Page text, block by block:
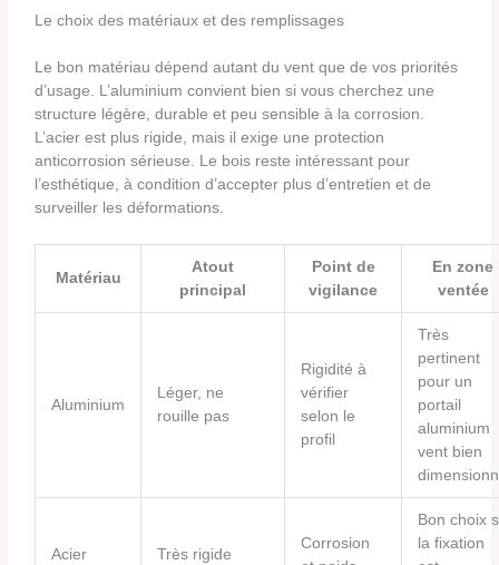
Le choix des matériaux et des remplissages
Le bon matériau dépend autant du vent que de vos priorités
d’usage. L’aluminium convient bien si vous cherchez une
structure légère, durable et peu sensible à la corrosion.
L’acier est plus rigide, mais il exige une protection
anticorrosion sérieuse. Le bois reste intéressant pour
l’esthétique, à condition d’accepter plus d’entretien et de
surveiller les déformations.
Matériau
Atout
principal
Point de
vigilance
En zone
ventée
Aluminium
Léger, ne
rouille pas
Rigidité à
vérifier
selon le
profil
Très
pertinent
pour un
portail
aluminium
vent bien
Acier Très rigide
Corrosion
Bon choix
la fixation